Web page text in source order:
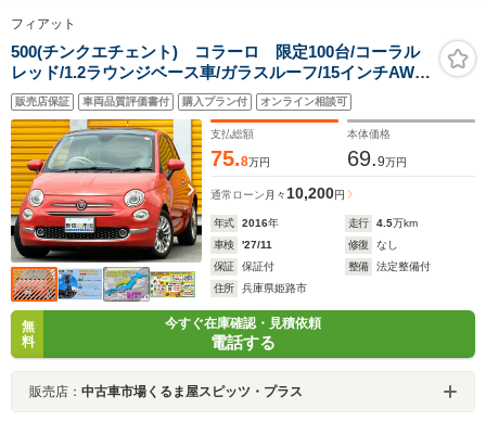
フィアット
500(チンクエチェント) コラーロ 限定100台/コーラル
レッド/1.2ラウンジベース車/ガラスルーフ/15インチAW/
フォグランプ/本革ステアリング/オートエアコン/リアパー
キングセンサー/レザー調シートカバー
販売店保証 車両品質評価書付 購入プラン付 オンライン相談可
支払総額
75.8万円
本体価格
69.9万円
通常ローン 月々 10,200円
年式 2016年 走行 4.5万km
車検
'27/11 修復
なし
保証
保証付 整備
法定整備付
住所
兵庫県姫路市
無
料
今すぐ在庫確認・見積依頼
電話する
販売店： 中古車市場くるま屋スピッツ・プラス